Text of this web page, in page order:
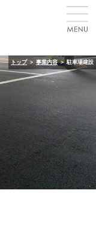
トップ＞ 事業内容＞ 駐車場建設